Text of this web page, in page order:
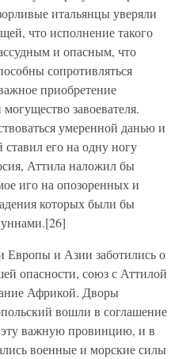
итальянцы уверяли
что исполнение такого
и опасным, что
сопротивляться
приобретение
завоевателя.
умеренной данью и
его на одну ногу
Аттила наложил бы
иго на опозоренных и
которых были бы
Европы и Азии заботились о
опасности, союз с Аттилой
Африкой. Дворы
вошли в соглашение
эту важную провинцию, и в
военные и морские силы